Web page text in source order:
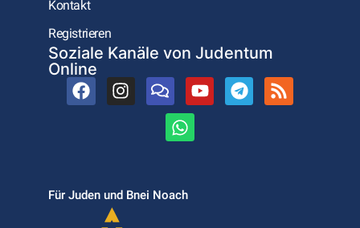
Kontakt
Registrieren
Soziale Kanäle von Judentum
Online
Für Juden und Bnei Noach